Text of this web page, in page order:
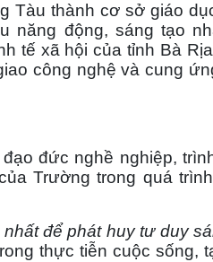
thành cơ sở giáo
năng động, sáng tạo
tế xã hội của tỉnh Bà
công nghệ và cung
đức nghề nghiệp,
Trường trong quá
để phát huy tư duy
thực tiễn cuộc sống,